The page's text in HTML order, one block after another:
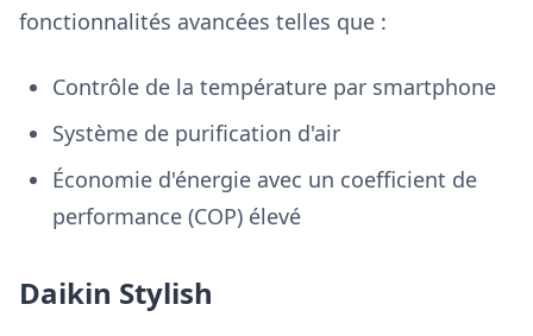
fonctionnalités avancées telles que :
Contrôle de la température par smartphone
Système de purification d'air
Économie d'énergie avec un coefficient de
performance (COP) élevé
Daikin Stylish